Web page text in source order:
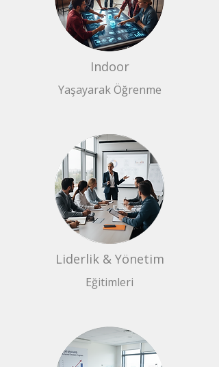
Indoor
Yaşayarak Öğrenme
Liderlik & Yönetim
Eğitimleri